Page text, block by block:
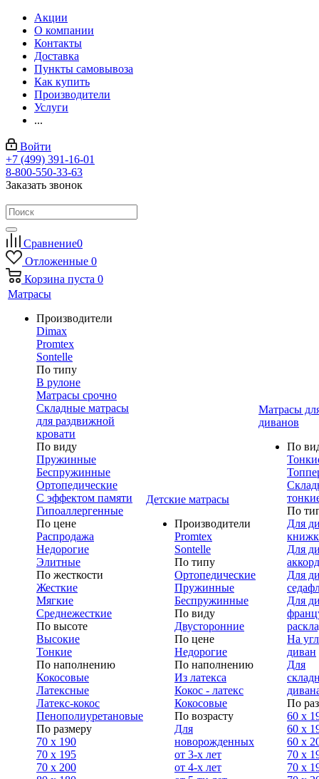
Акции
О компании
Контакты
Доставка
Пункты самовывоза
Как купить
Производители
Услуги
...
Войти
+7 (499) 391-16-01
8-800-550-33-63
Заказать звонок
Сравнение0
Отложенные 0
Корзина пуста 0
Матрасы
Производители
Dimax
Promtex
Sontelle
По типу
В рулоне
Матрасы срочно
Складные матрасы
для раздвижной
кровати
По виду
Пружинные
Беспружинные
Ортопедические
С эффектом памяти
Гипоаллергенные
По цене
Распродажа
Недорогие
Элитные
По жесткости
Жесткие
Мягкие
Среднежесткие
По высоте
Высокие
Тонкие
По наполнению
Кокосовые
Латексные
Латекс-кокос
Пенополиуретановые
По размеру
70 х 190
70 х 195
70 х 200
Детские матрасы
Производители
Promtex
Sontelle
По типу
Ортопедические
Пружинные
Беспружинные
По виду
Двусторонние
По цене
Недорогие
По наполнению
Из латекса
Кокос - латекс
Кокосовые
По возрасту
Для
новорожденных
от 3-х лет
от 4-х лет
Матрасы
диванов
По
По
Для
Для
Для
Для
На
диван
Для
По
60 х
60 х
60 х
70 x
70 х